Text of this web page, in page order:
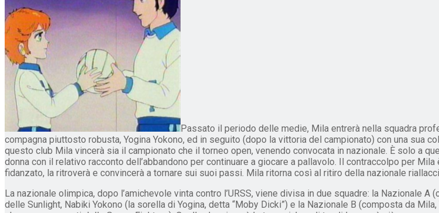
Passato il periodo delle medie, Mila entrerà nella squadra
compagna piuttosto robusta, Yogina Yokono, ed in seguito (dopo la vittoria del campionato) con una sua
questo club Mila vincerà sia il campionato che il torneo open, venendo convocata in nazionale. È solo a
donna con il relativo racconto dell’abbandono per continuare a giocare a pallavolo. Il contraccolpo per
fidanzato, la ritroverà e convincerà a tornare sui suoi passi. Mila ritorna così al ritiro della nazionale
La nazionale olimpica, dopo l’amichevole vinta contro l’URSS, viene divisa in due squadre: la Nazionale
delle Sunlight, Nabiki Yokono (la sorella di Yogina, detta “Moby Dicki”) e la Nazionale B (composta da